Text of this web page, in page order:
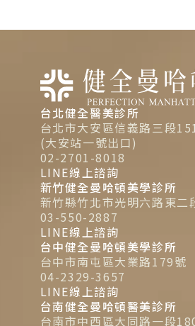
台北健全醫美診所
台北市大安區信義路三段
(大安站一號出口)
02-2701-8018
LINE線上諮詢
新竹健全曼哈頓美學診所
新竹縣竹北市光明六路東二
03-550-2887
LINE線上諮詢
台中健全曼哈頓美學診所
台中市南屯區大業路179號
04-2329-3657
LINE線上諮詢
台南健全曼哈頓醫美診所
台南市中西區大同路一段